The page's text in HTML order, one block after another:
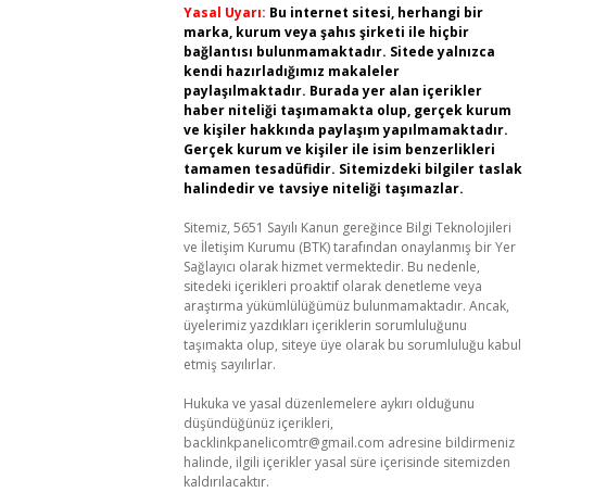
Yasal Uyarı: Bu internet sitesi, herhangi bir
marka, kurum veya şahıs şirketi ile hiçbir
bağlantısı bulunmamaktadır. Sitede yalnızca
kendi hazırladığımız makaleler
paylaşılmaktadır. Burada yer alan içerikler
haber niteliği taşımamakta olup, gerçek kurum
ve kişiler hakkında paylaşım yapılmamaktadır.
Gerçek kurum ve kişiler ile isim benzerlikleri
tamamen tesadüfidir. Sitemizdeki bilgiler taslak
halindedir ve tavsiye niteliği taşımazlar.
Sitemiz, 5651 Sayılı Kanun gereğince Bilgi Teknolojileri
ve İletişim Kurumu (BTK) tarafından onaylanmış bir Yer
Sağlayıcı olarak hizmet vermektedir. Bu nedenle,
sitedeki içerikleri proaktif olarak denetleme veya
araştırma yükümlülüğümüz bulunmamaktadır. Ancak,
üyelerimiz yazdıkları içeriklerin sorumluluğunu
taşımakta olup, siteye üye olarak bu sorumluluğu kabul
etmiş sayılırlar.
Hukuka ve yasal düzenlemelere aykırı olduğunu
düşündüğünüz içerikleri,
backlinkpanelicomtr@gmail.com adresine bildirmeniz
halinde, ilgili içerikler yasal süre içerisinde sitemizden
kaldırılacaktır.